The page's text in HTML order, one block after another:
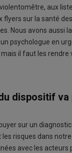
aux
flyers sur la santé
Nous avons aussi
psychologue en
il faut les rendre
dispositif va
sur un
risques dans
avec les acteurs